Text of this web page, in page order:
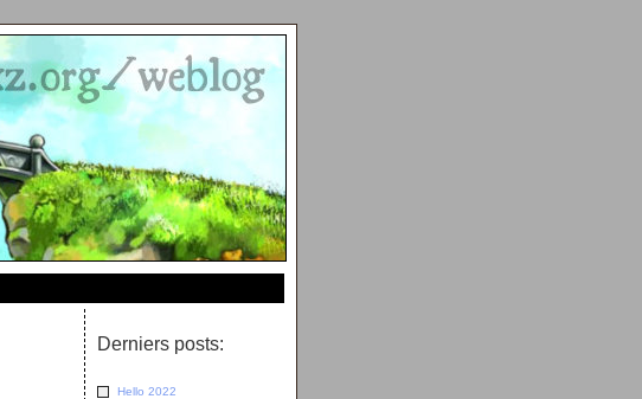
Derniers posts:
Hello 2022